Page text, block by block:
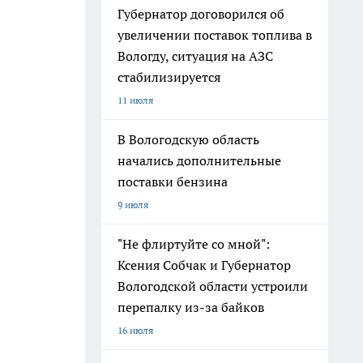
Губернатор договорился об
увеличении поставок топлива в
Вологду, ситуация на АЗС
стабилизируется
11 июля
В Вологодскую область
начались дополнительные
поставки бензина
9 июля
"Не флиртуйте со мной":
Ксения Собчак и Губернатор
Вологодской области устроили
перепалку из-за байков
16 июля